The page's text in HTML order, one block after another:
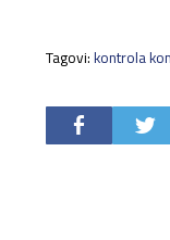
Tagovi:kontrola